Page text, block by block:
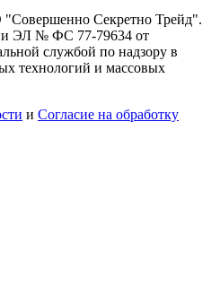
Секретно Трейд".
ЭЛ № ФС 77-79634 от
службой по надзору в
технологий и массовых
и Согласие на обработку